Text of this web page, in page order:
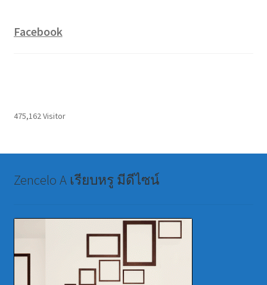
Facebook
475,162 Visitor
Zencelo A เรียบหรู มีดีไซน์